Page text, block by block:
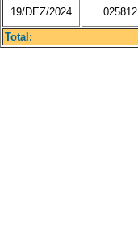
19/DEZ/2024 025812
Total: